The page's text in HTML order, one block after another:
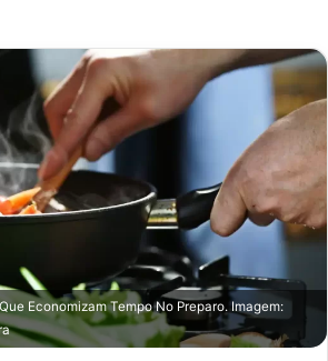
Economizam Tempo No Preparo. Imagem: